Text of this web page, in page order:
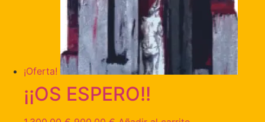
¡Oferta!
¡¡OS ESPERO!!